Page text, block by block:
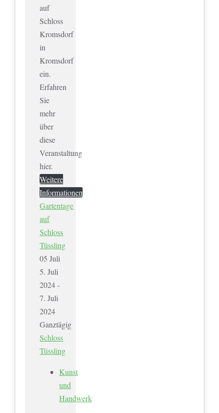
auf
Schloss
Kromsdorf
in
Kromsdorf
ein.
Erfahren
Sie
mehr
über
diese
Veranstaltung
hier.
Weitere
Informationen
Gartentage
auf
Schloss
Tüssling
05 Juli
5. Juli
2024 -
7. Juli
2024
Ganztägig
Schloss
Tüssling
Kunst
und
Handwerk